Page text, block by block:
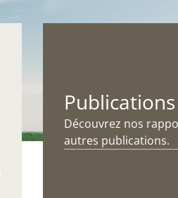
Publications
Découvrez nos
autres publications.